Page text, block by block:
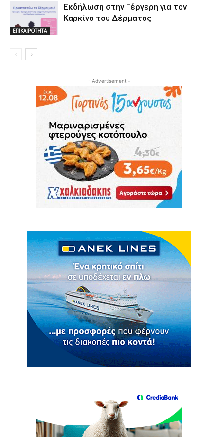
ΕΠΙΚΑΙΡΟΤΗΤΑ
Εκδήλωση στην Γέργερη για τον
Καρκίνο του Δέρματος
- Advertisement -